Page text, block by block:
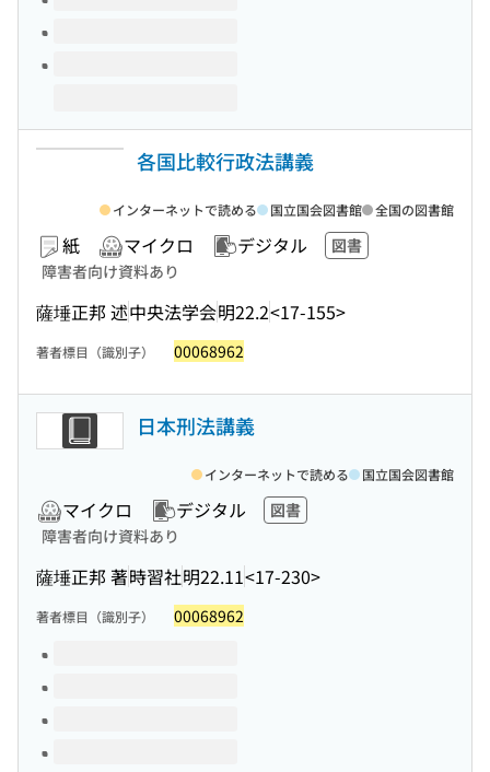
各国比較行政法講義
紙 マイクロ デジタル
図書
障害者向け資料あり
薩埵正邦 述中央法学会明22.2<17-155>
インターネットで読める 国立国会図書館 全国の図書館
著者標目（識別子） 00068962
日本刑法講義
マイクロ デジタル
図書
障害者向け資料あり
薩埵正邦 著時習社明22.11<17-230>
インターネットで読める 国立国会図書館
著者標目（識別子） 00068962
このタイトルの巻号